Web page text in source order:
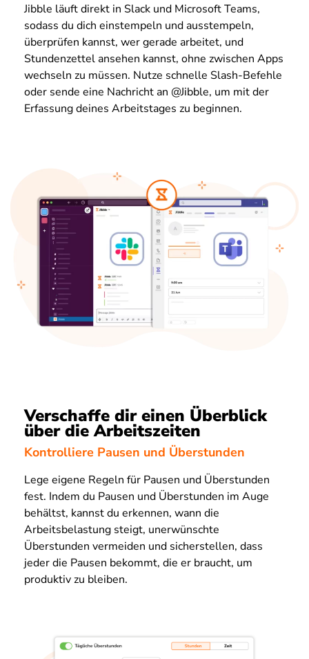
Jibble läuft direkt in Slack und Microsoft Teams,
sodass du dich einstempeln und ausstempeln,
überprüfen kannst, wer gerade arbeitet, und
Stundenzettel ansehen kannst, ohne zwischen Apps
wechseln zu müssen. Nutze schnelle Slash-Befehle
oder sende eine Nachricht an @Jibble, um mit der
Erfassung deines Arbeitstages zu beginnen.
Verschaffe dir einen Überblick
über die Arbeitszeiten
Kontrolliere Pausen und Überstunden
Lege eigene Regeln für Pausen und Überstunden
fest. Indem du Pausen und Überstunden im Auge
behältst, kannst du erkennen, wann die
Arbeitsbelastung steigt, unerwünschte
Überstunden vermeiden und sicherstellen, dass
jeder die Pausen bekommt, die er braucht, um
produktiv zu bleiben.